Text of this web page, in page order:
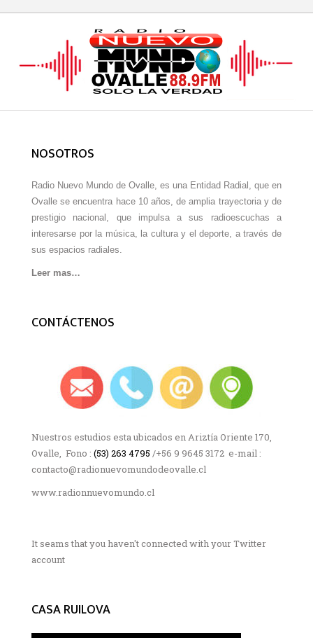
NOSOTROS
Radio Nuevo Mundo de Ovalle, es una Entidad Radial, que en
Ovalle se encuentra hace 10 años, de amplia trayectoria y de
prestigio nacional, que impulsa a sus radioescuchas a
interesarse por la música, la cultura y el deporte, a través de
sus espacios radiales.
Leer mas…
CONTÁCTENOS
Nuestros estudios esta ubicados en Ariztía Oriente 170,
Ovalle, Fono : (53) 263 4795 /+56 9 9645 3172 e-mail :
contacto@radionuevomundodeovalle.cl
www.radionnuevomundo.cl
It seams that you haven't connected with your Twitter
account
CASA RUILOVA